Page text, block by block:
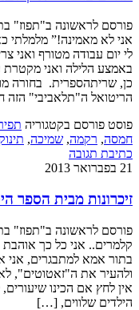
אני לא מאמינה!” מלמלתי
לי יום עבודה מטורף ואני
באמצע הלילה ואני
כן, שריתהספרית. בחורה
הריטואל ה"תלאביבי" הזה
פוסט פורסם בקטגוריה
חמסה,רקמה,שמיכה,תינוק,
כתיבת תגובה
21 בפברואר 2013
זיכרונות מבית הספר
קלמרים.. אני כל כך
בתור אמא למתבגרים, אני
ולהעיר את ה"זאטוטים",
אין לחץ אם הכינו
הילדים שלווים, […]